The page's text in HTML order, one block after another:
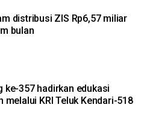
distribusi ZIS Rp6,57 miliar
bulan
ke-357 hadirkan edukasi
melalui KRI Teluk Kendari-518